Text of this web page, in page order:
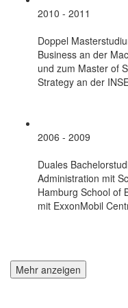
2010 - 2011
Doppel
Business an der
und zum Master of
Strategy an der
2006 - 2009
Duales
Administration mit
Hamburg School of
mit ExxonMobil
Mehr anzeigen